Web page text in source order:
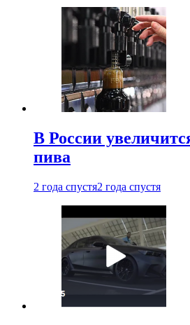
В России
пива
2 года спустя2 года спустя